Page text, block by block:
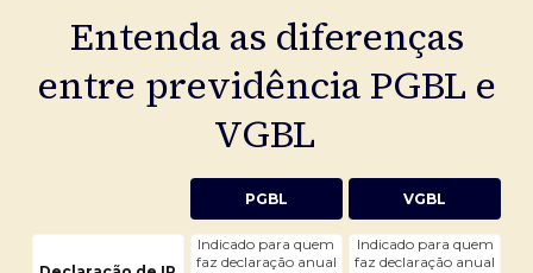
Entenda as diferenças
entre previdência PGBL e
VGBL
PGBL VGBL
Indicado para quem
faz declaração anual
Indicado para quem
faz declaração anual